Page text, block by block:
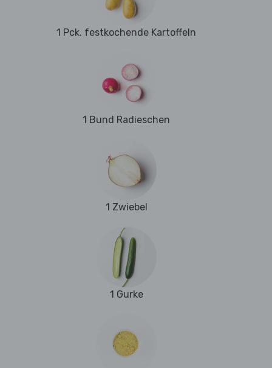
1 Pck. festkochende Kartoffeln
1 Bund Radieschen
1 Zwiebel
1 Gurke